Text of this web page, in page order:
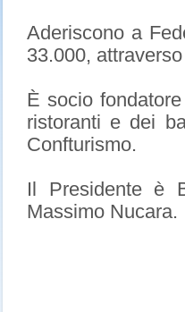
Aderiscono a
33.000,
È socio
ristoranti e dei
Confturismo.
Il Presidente è
Massimo Nucara.